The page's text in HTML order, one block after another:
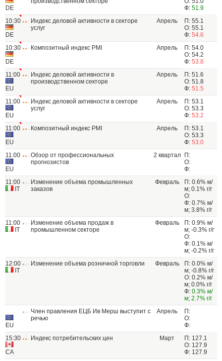
DE
Ф: 51.9
10:30
DE
Индекс деловой активности в секторе
услуг
Апрель
П: 55.1
О: 55.1
Ф: 54.6
10:30
DE
Композитный индекс PMI Апрель
П: 54.0
О: 54.2
Ф: 53.8
11:00
EU
Индекс деловой активности в
производственном секторе
Апрель
П: 51.6
О: 51.8
Ф: 51.5
11:00
EU
Индекс деловой активности в секторе
услуг
Апрель
П: 53.1
О: 53.3
Ф: 53.2
11:00
EU
Композитный индекс PMI Апрель
П: 53.1
О: 53.3
Ф: 53.0
11:00
EU
Обзор от профессиональных
прогнозистов
2 квартал
П:
О:
Ф:
11:00
IT
Изменение объема промышленных
заказов
Февраль
П: 0.6% м/
м; 0.1% г/г
О:
Ф: 0.7% м/
м; 3.8% г/г
11:00
IT
Изменение объема продаж в
промышленном секторе
Февраль
П: 0.9% м/
м; -0.3% г/г
О:
Ф: 0.1% м/
м; -0.2% г/г
12:00
IT
Изменение объема розничной торговли Февраль
П: 0.0% м/
м; -0.8% г/г
О: 0.2% м/
м; 0.0% г/г
Ф: 0.3% м/
м; 2.7% г/г
EU
Член правления ЕЦБ Ив Мерш выступит с
речью
Апрель
П:
О:
Ф:
15:30
CA
Индекс потребительских цен Март
П: 127.1
О: 127.9
Ф: 127.9